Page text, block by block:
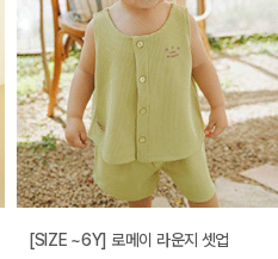
[SIZE ~6Y] 로메이 라운지 셋업